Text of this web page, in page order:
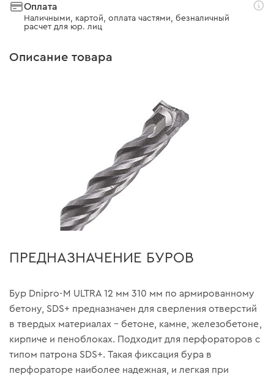
Оплата
Наличными, картой, оплата частями, безналичный
расчет для юр. лиц
Описание товара
ПРЕДНАЗНАЧЕНИЕ БУРОВ
Бур Dnipro-M ULTRA 12 мм 310 мм по армированному
бетону, SDS+ предназначен для сверления отверстий
в твердых материалах – бетоне, камне, железобетоне,
кирпиче и пеноблоках. Подходит для перфораторов с
типом патрона SDS+. Такая фиксация бура в
перфораторе наиболее надежная, и легкая при